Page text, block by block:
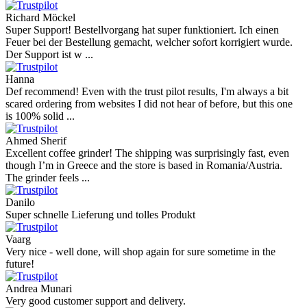
Richard Möckel
Super Support! Bestellvorgang hat super funktioniert. Ich einen
Feuer bei der Bestellung gemacht, welcher sofort korrigiert wurde.
Der Support ist w ...
Hanna
Def recommend! Even with the trust pilot results, I'm always a bit
scared ordering from websites I did not hear of before, but this one
is 100% solid ...
Ahmed Sherif
Excellent coffee grinder! The shipping was surprisingly fast, even
though I’m in Greece and the store is based in Romania/Austria.
The grinder feels ...
Danilo
Super schnelle Lieferung und tolles Produkt
Vaarg
Very nice - well done, will shop again for sure sometime in the
future!
Andrea Munari
Very good customer support and delivery.